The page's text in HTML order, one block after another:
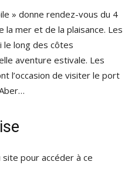
» donne rendez-vous du 4
la mer et de la plaisance. Les
le long des côtes
aventure estivale. Les
l’occasion de visiter le port
pour accéder à ce